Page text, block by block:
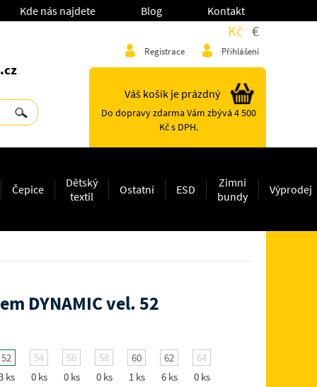
Kde nás najdete Blog Kontakt
Kč €
Registrace Přihlášení
Váš košík je prázdný
Do dopravy zdarma Vám zbývá 4 500
Kč s DPH.
Čepice
Dětský
textil
Ostatní ESD
Zimní
bundy
Výprodej
DYNAMIC vel. 52
52
ks
54
0 ks
56
0 ks
58
0 ks
60
1 ks
62
6 ks
64
0 ks